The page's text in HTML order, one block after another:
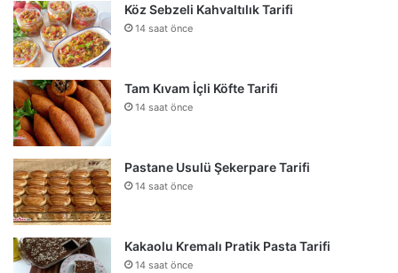
Köz Sebzeli Kahvaltılık Tarifi
14 saat önce
Tam Kıvam İçli Köfte Tarifi
14 saat önce
Pastane Usulü Şekerpare Tarifi
14 saat önce
Kakaolu Kremalı Pratik Pasta Tarifi
14 saat önce